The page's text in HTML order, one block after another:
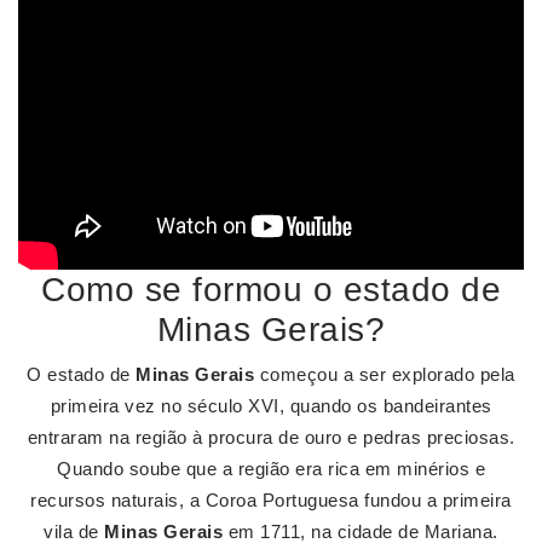
Como se formou o estado de
Minas Gerais?
O estado de Minas Gerais começou a ser explorado pela
primeira vez no século XVI, quando os bandeirantes
entraram na região à procura de ouro e pedras preciosas.
Quando soube que a região era rica em minérios e
recursos naturais, a Coroa Portuguesa fundou a primeira
vila de Minas Gerais em 1711, na cidade de Mariana.